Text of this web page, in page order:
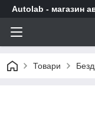
Autolab - магазин
Товари